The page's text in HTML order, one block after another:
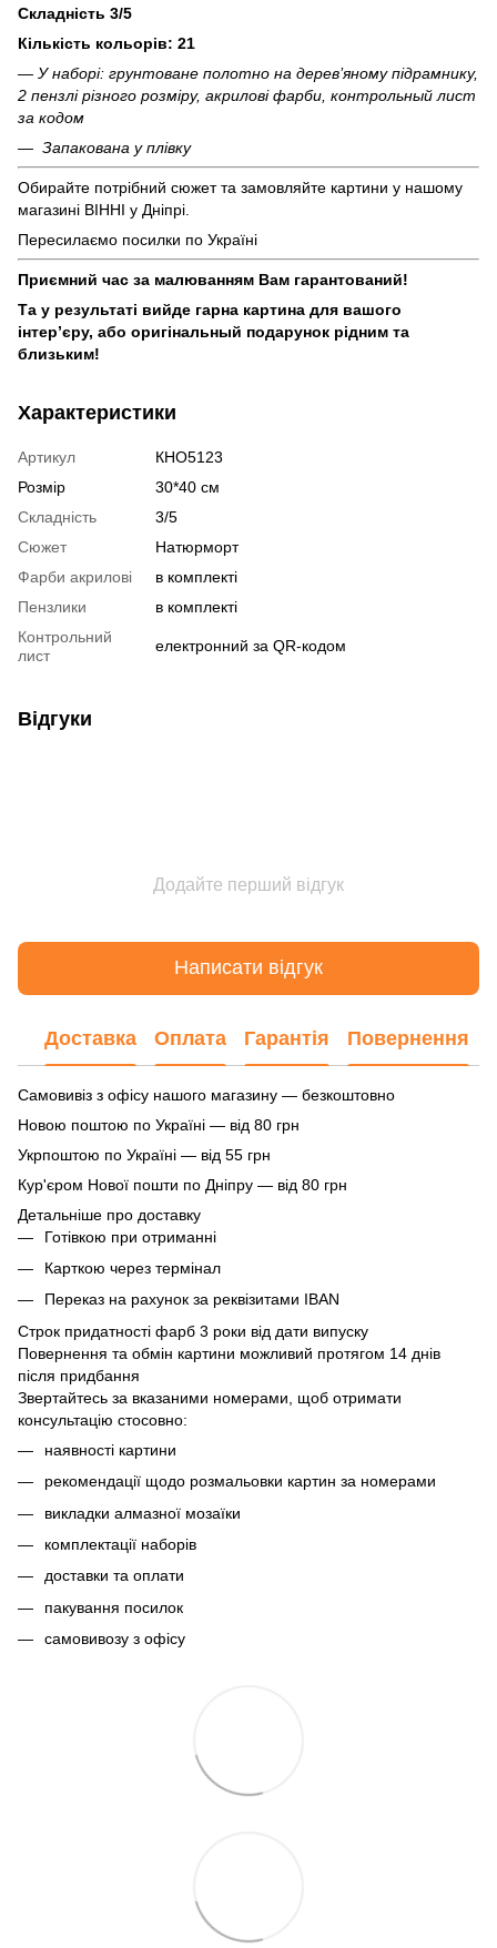
Складність 3/5
Кількість кольорів: 21
— У наборі: грунтоване полотно на дерев’яному підрамнику,
2 пензлі різного розміру, акрилові фарби, контрольный лист
за кодом
— Запакована у плівку
Обирайте потрібний сюжет та замовляйте картини у нашому
магазині ВІННІ у Дніпрі.
Пересилаємо посилки по Україні
Приємний час за малюванням Вам гарантований!
Та у результаті вийде гарна картина для вашого
інтер’єру, або оригінальный подарунок рідним та
близьким!
Характеристики
Артикул
КНО5123
Розмір
30*40 см
Складність
3/5
Сюжет
Натюрморт
Фарби акрилові
в комплекті
Пензлики
в комплекті
Контрольний
лист
електронний за QR-кодом
Відгуки
Додайте перший відгук
Написати відгук
Доставка Оплата Гарантія Повернення
Самовивіз з офісу нашого магазину — безкоштовно
Новою поштою по Україні — від 80 грн
Укрпоштою по Україні — від 55 грн
Кур'єром Нової пошти по Дніпру — від 80 грн
Детальніше про доставку
Готівкою при отриманні
Карткою через термінал
Переказ на рахунок за реквізитами IBAN
Строк придатності фарб 3 роки від дати випуску
Повернення та обмін картини можливий протягом 14 днів
після придбання
Звертайтесь за вказаними номерами, щоб отримати
консультацію стосовно:
наявності картини
рекомендації щодо розмальовки картин за номерами
викладки алмазної мозаїки
комплектації наборів
доставки та оплати
пакування посилок
самовивозу з офісу